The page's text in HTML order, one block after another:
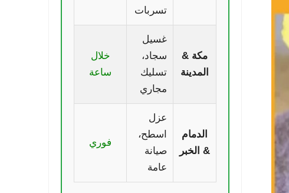
تسربات
مكة &
المدينة
غسيل
سجاد،
تسليك
مجاري
خلال
ساعة
الدمام
& الخبر
عزل
اسطح،
صيانة
عامة
فوري